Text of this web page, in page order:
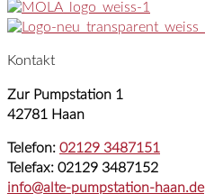
Kontakt
Zur Pumpstation 1
42781 Haan
Telefon: 02129 3487151
Telefax: 02129 3487152
info@alte-pumpstation-haan.de